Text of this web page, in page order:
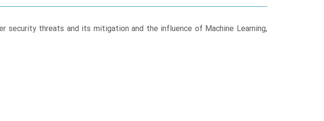
threats and its mitigation and the influence of Machine Learning,